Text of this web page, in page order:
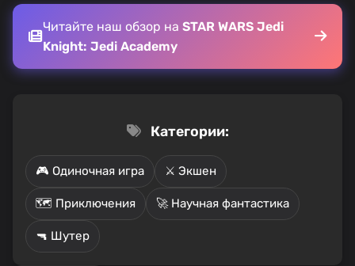
Читайте наш обзор на STAR WARS Jedi
Knight: Jedi Academy
Категории:
🎮 Одиночная игра ⚔️ Экшен
🗺️ Приключения 🚀 Научная фантастика
🔫 Шутер